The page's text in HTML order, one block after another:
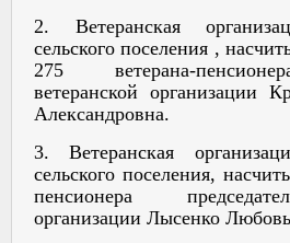
2. Ветеранская
сельского поселения ,
275 ветерана-
ветеранской организации
Александровна.
3. Ветеранская
сельского поселения,
пенсионера
организации Лысенко